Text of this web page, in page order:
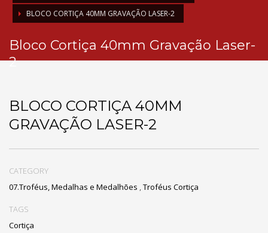
BLOCO CORTIÇA 40MM GRAVAÇÃO LASER-2
Bloco Cortiça 40mm Gravação Laser-
2
BLOCO CORTIÇA 40MM
GRAVAÇÃO LASER-2
CATEGORY
07.Troféus, Medalhas e Medalhões ,Troféus Cortiça
TAGS
Cortiça